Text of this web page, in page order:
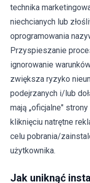
technika
niechcianych lub
oprogramowania
Przyspieszanie
ignorowanie
zwiększa ryzyko
podejrzanych i/lub
mają „oficjalne"
kliknięciu natrętne
celu pobrania/
użytkownika.
Jak uniknąć